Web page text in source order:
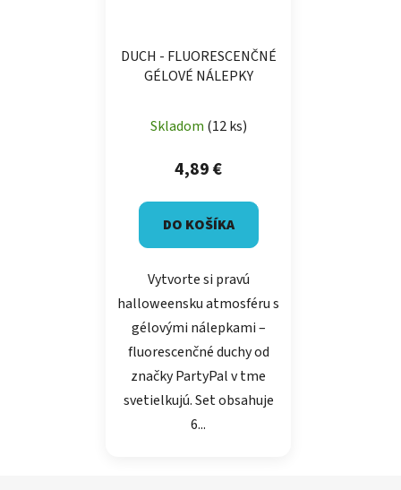
DUCH - FLUORESCENČNÉ
GÉLOVÉ NÁLEPKY
Skladom (12 ks)
4,89 €
DO KOŠÍKA
Vytvorte si pravú
halloweensku atmosféru s
gélovými nálepkami –
fluorescenčné duchy od
značky PartyPal v tme
svetielkujú. Set obsahuje
6...